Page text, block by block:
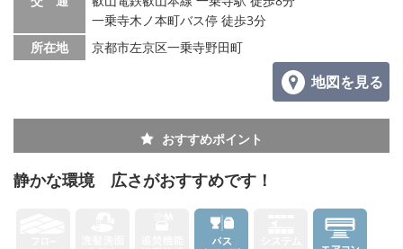
一乗寺木ノ本町バス停 徒歩3分
所在地
京都市左京区一乗寺野田町
地図を見る
おすすめポイント
静かな環境 広さがおすすめです！